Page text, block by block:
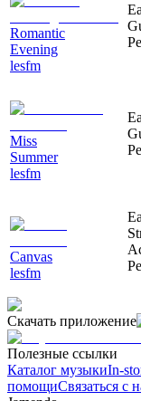
Romantic
Evening
lesfm
Miss
Summer
lesfm
Canvas
lesfm
Скачать приложение
Полезные ссылки
Каталог музыкиIn-
помощиСвязаться с